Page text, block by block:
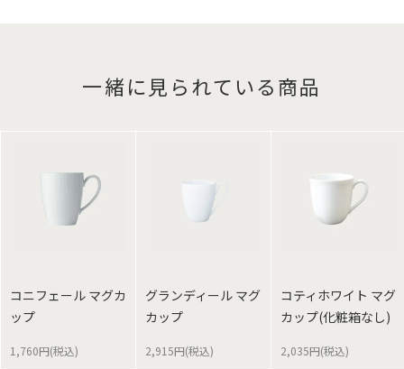
一緒に見られている商品
コニフェール マグカ
ップ
1,760円(税込)
グランディール マグ
カップ
2,915円(税込)
コティホワイト マグ
カップ(化粧箱なし)
2,035円(税込)